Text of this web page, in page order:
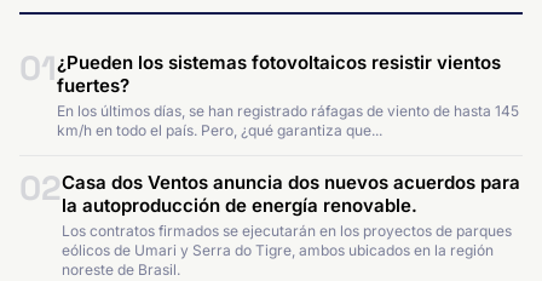
01¿Pueden los sistemas fotovoltaicos resistir vientos
fuertes?
En los últimos días, se han registrado ráfagas de viento de hasta 145
km/h en todo el país. Pero, ¿qué garantiza que...
02Casa dos Ventos anuncia dos nuevos acuerdos para
la autoproducción de energía renovable.
Los contratos firmados se ejecutarán en los proyectos de parques
eólicos de Umari y Serra do Tigre, ambos ubicados en la región
noreste de Brasil.